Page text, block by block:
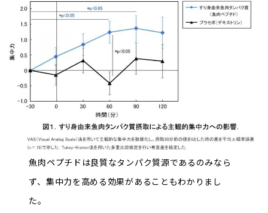
魚肉ペプチドは良質なタンパク質源であるのみなら
ず、集中力を高める効果があることもわかりまし
た。